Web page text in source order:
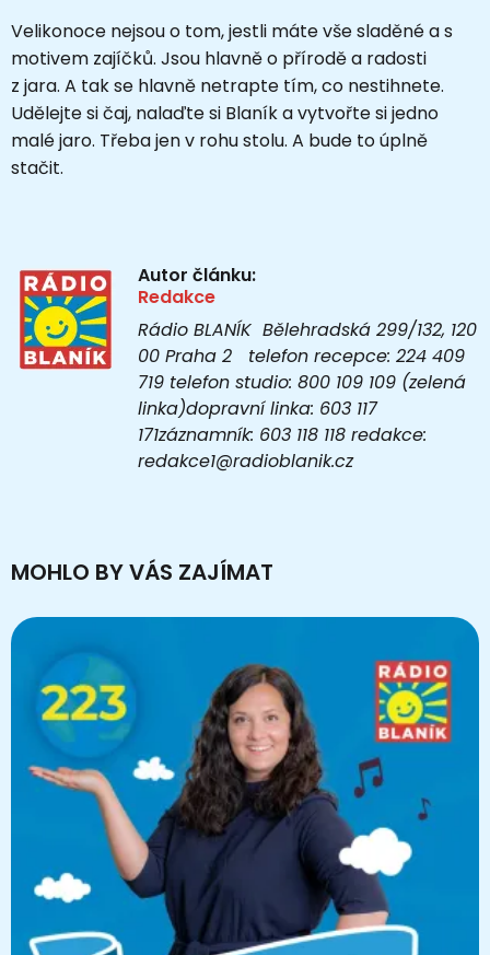
Velikonoce nejsou o tom, jestli máte vše sladěné a s
motivem zajíčků. Jsou hlavně o přírodě a radosti
z jara. A tak se hlavně netrapte tím, co nestihnete.
Udělejte si čaj, nalaďte si Blaník a vytvořte si jedno
malé jaro. Třeba jen v rohu stolu. A bude to úplně
stačit.
Autor článku:
Redakce
Rádio BLANÍK Bělehradská 299/132, 120
00 Praha 2 telefon recepce: 224 409
719 telefon studio: 800 109 109 (zelená
linka)dopravní linka: 603 117
171záznamník: 603 118 118 redakce:
redakce1@radioblanik.cz
MOHLO BY VÁS ZAJÍMAT